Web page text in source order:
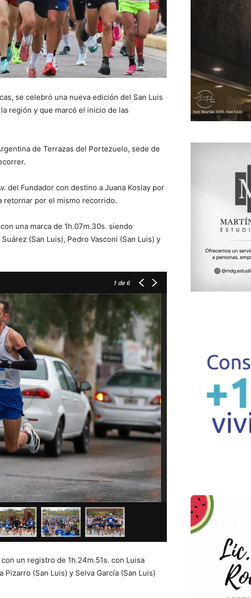
se celebró una nueva edición del San Luis
región y que marcó el inicio de las
de Terrazas del Portezuelo, sede de
del Fundador con destino a Juana Koslay por
retornar por el mismo recorrido.
una marca de 1h.07m.30s. siendo
(San Luis), Pedro Vasconi (San Luis) y
1 de 6
un registro de 1h.24m.51s. con Luisa
(San Luis) y Selva García (San Luis)